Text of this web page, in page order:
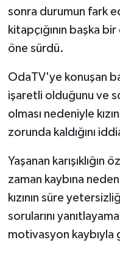
sonra durumun fark
kitapçığının başka
öne sürdü.
OdaTV'ye konuşan
işaretli olduğunu ve
olması nedeniyle
zorunda kaldığını
Yaşanan
zaman kaybına
kızının süre
sorularını
motivasyon